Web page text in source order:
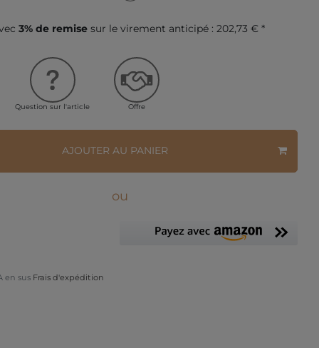
3% de remise sur le virement anticipé : 202,73 € *
Question sur l'article Offre
AJOUTER AU PANIER
ou
en sus Frais d'expédition